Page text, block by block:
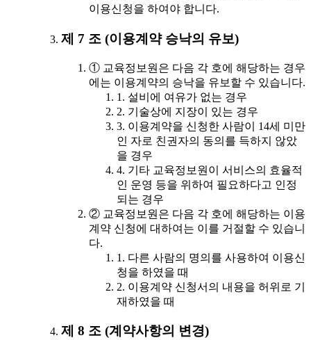
이용신청을 하여야 합니다.
제 7 조 (이용계약 승낙의 유보)
① 교육정보원은 다음 각 호에 해당하는 경우
에는 이용계약의 승낙을 유보할 수 있습니다.
1. 설비에 여유가 없는 경우
2. 기술상에 지장이 있는 경우
3. 이용계약을 신청한 사람이 14세 미만
인 자로 친권자의 동의를 득하지 않았
을 경우
4. 기타 교육정보원이 서비스의 효율적
인 운영 등을 위하여 필요하다고 인정
되는 경우
② 교육정보원은 다음 각 호에 해당하는 이용
계약 신청에 대하여는 이를 거절할 수 있습니
다.
1. 다른 사람의 명의를 사용하여 이용신
청을 하였을 때
2. 이용계약 신청서의 내용을 허위로 기
재하였을 때
제 8 조 (계약사항의 변경)